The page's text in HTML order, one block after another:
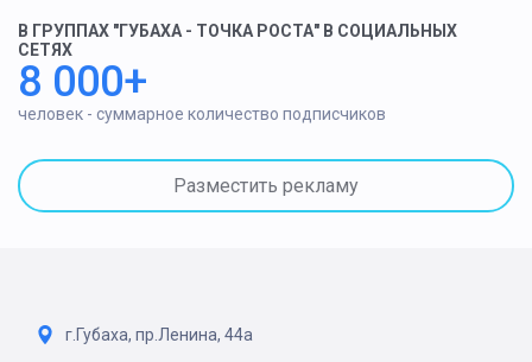
В ГРУППАХ "ГУБАХА - ТОЧКА РОСТА" В СОЦИАЛЬНЫХ
СЕТЯХ
8 000+
человек - суммарное количество подписчиков
Разместить рекламу
г.Губаха, пр.Ленина, 44а